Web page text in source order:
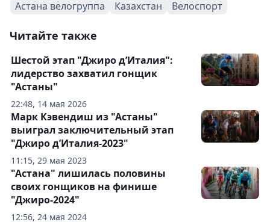
Астана велогруппа
Казахстан Велоспорт
Читайте также
22:48, 14 мая 2026
Шестой этап "Джиро д’Италия":
лидерство захватил гонщик
"Астаны"
11:15, 29 мая 2023
Марк Кэвендиш из "Астаны"
выиграл заключительный этап
"Джиро д’Италия-2023"
12:56, 24 мая 2024
"Астана" лишилась половины
своих гонщиков на финише
"Джиро-2024"